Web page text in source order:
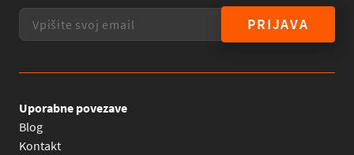
PRIJAVA
Uporabne povezave
Blog
Kontakt